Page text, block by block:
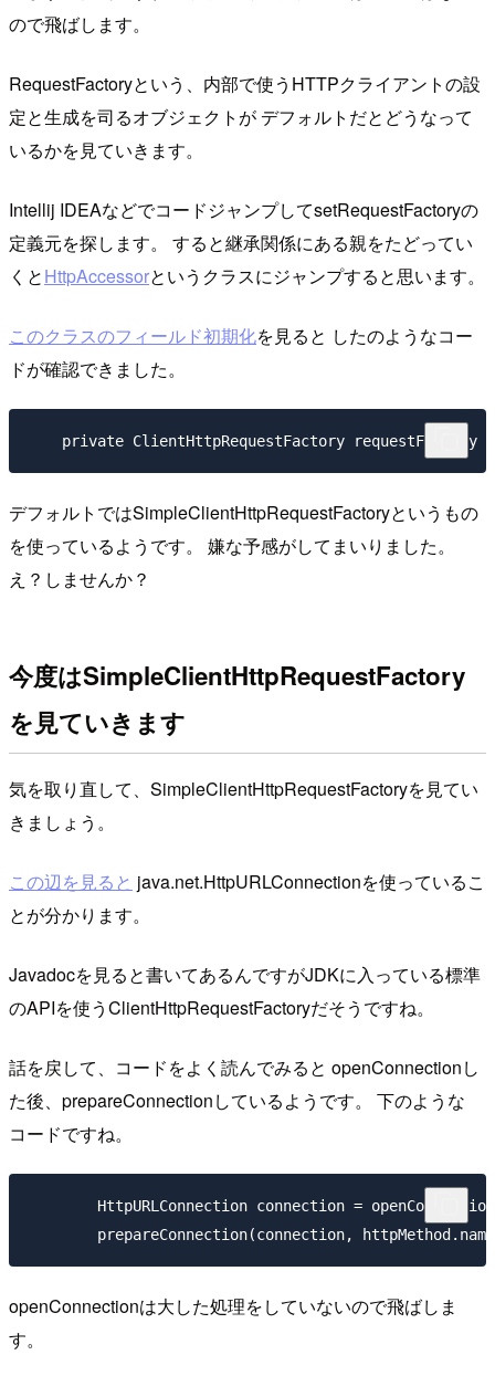
ので飛ばします。
RequestFactoryという、内部で使うHTTPクライアントの設
定と生成を司るオブジェクトが デフォルトだとどうなって
いるかを見ていきます。
Intellij IDEAなどでコードジャンプしてsetRequestFactoryの
定義元を探します。 すると継承関係にある親をたどってい
くとHttpAccessorというクラスにジャンプすると思います。
このクラスのフィールド初期化を見ると したのようなコー
ドが確認できました。
デフォルトではSimpleClientHttpRequestFactoryというもの
を使っているようです。 嫌な予感がしてまいりました。
え？しませんか？
今度はSimpleClientHttpRequestFactory
を見ていきます
気を取り直して、SimpleClientHttpRequestFactoryを見てい
きましょう。
この辺を見ると java.net.HttpURLConnectionを使っているこ
とが分かります。
Javadocを見ると書いてあるんですがJDKに入っている標準
のAPIを使うClientHttpRequestFactoryだそうですね。
話を戻して、コードをよく読んでみると openConnectionし
た後、prepareConnectionしているようです。 下のような
コードですね。
HttpURLConnection connection =
openConnectionは大した処理をしていないので飛ばしま
す。